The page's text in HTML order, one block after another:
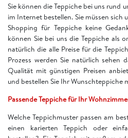
Sie können die Teppiche bei uns rund
im Internet bestellen. Sie müssen
Shopping für Teppiche keine
können Sie bei uns die Teppiche als
natürlich die alle Preise für die
Prozess werden Sie natürlich sehen
Qualität mit günstigen Preisen
und bestellen Sie Ihr Wunschteppiche
Passende Teppiche für Ihr
Welche Teppichmuster passen am
einen karierten Teppich oder